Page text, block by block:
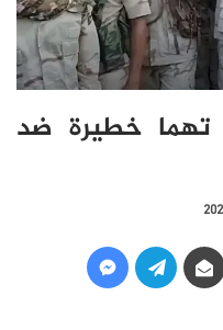
تهما خطيرة ضد